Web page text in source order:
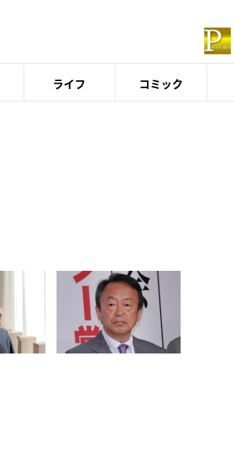
ライフ コミック